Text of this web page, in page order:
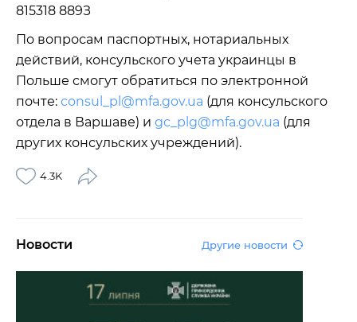
815318 889З
По вопросам паспортных, нотариальных
действий, консульского учета украинцы в
Польше смогут обратиться по электронной
почте: consul_pl@mfa.gov.ua (для консульского
отдела в Варшаве) и gc_plg@mfa.gov.ua (для
других консульских учреждений).
4.3K
Новости Другие новости